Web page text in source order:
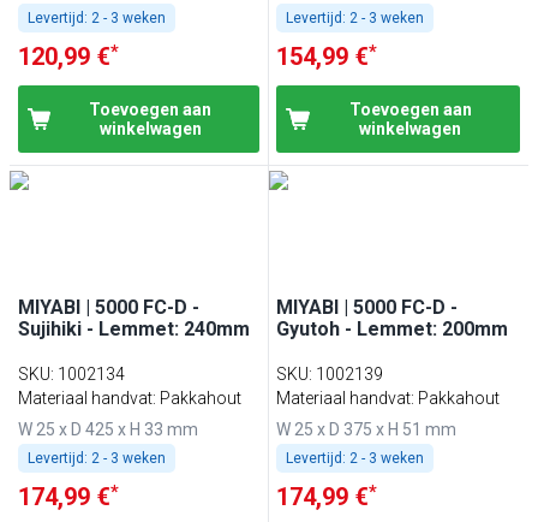
Levertijd: 2 - 3 weken
120,99 €*
Toevoegen aan
winkelwagen
Levertijd: 2 - 3 weken
154,99 €*
Toevoegen aan
winkelwagen
MIYABI | 5000 FC-D -
Sujihiki - Lemmet: 240mm
SKU: 1002134
Materiaal handvat: Pakkahout
W 25 x D 425 x H 33 mm
Levertijd: 2 - 3 weken
174,99 €*
MIYABI | 5000 FC-D -
Gyutoh - Lemmet: 200mm
SKU: 1002139
Materiaal handvat: Pakkahout
W 25 x D 375 x H 51 mm
Levertijd: 2 - 3 weken
174,99 €*